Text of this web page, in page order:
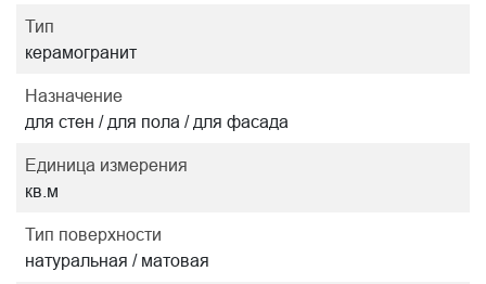
Тип
керамогранит
Назначение
для стен / для пола / для фасада
Единица измерения
кв.м
Тип поверхности
натуральная / матовая